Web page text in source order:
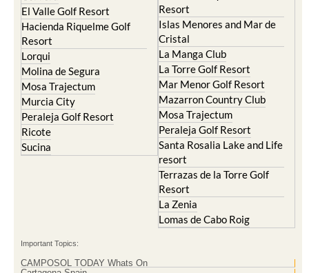
El Valle Golf Resort
Hacienda Riquelme Golf
Resort
Lorqui
Molina de Segura
Mosa Trajectum
Murcia City
Peraleja Golf Resort
Ricote
Sucina
Resort
Islas Menores and Mar de
Cristal
La Manga Club
La Torre Golf Resort
Mar Menor Golf Resort
Mazarron Country Club
Mosa Trajectum
Peraleja Golf Resort
Santa Rosalia Lake and Life
resort
Terrazas de la Torre Golf
Resort
La Zenia
Lomas de Cabo Roig
Important Topics:
CAMPOSOL TODAY Whats On